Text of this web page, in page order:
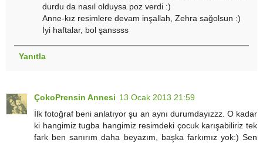
durdu da nasıl olduysa poz verdi :)
Anne-kız resimlere devam inşallah, Zehra sağolsun :)
İyi haftalar, bol şanssss
Yanıtla
ÇokoPrensin Annesi 13 Ocak 2013 21:59
İlk fotoğraf beni anlatıyor şu an aynı durumdayızzz. O kadar
ki hangimiz tugba hangimiz resimdeki çocuk karışabiliriz tek
fark ben sanırım daha beyazım, başka farkımız yok:) Sen